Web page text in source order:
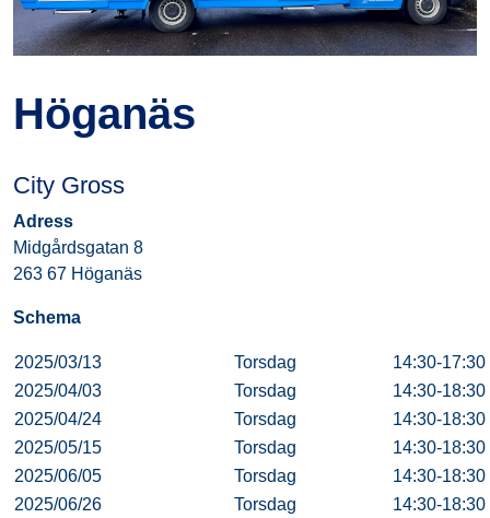
Höganäs
City Gross
Adress
Midgårdsgatan 8
263 67 Höganäs
Schema
2025/03/13 Torsdag
14:30-17:30
2025/04/03
Torsdag
14:30-18:30
2025/04/24
Torsdag
14:30-18:30
2025/05/15
Torsdag
14:30-18:30
2025/06/05
Torsdag
14:30-18:30
2025/06/26
Torsdag
14:30-18:30